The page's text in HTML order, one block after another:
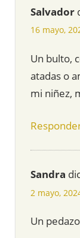
Salvador
16 mayo,
Un bulto,
atadas o
mi niñez,
Sandra
2 mayo,
Un